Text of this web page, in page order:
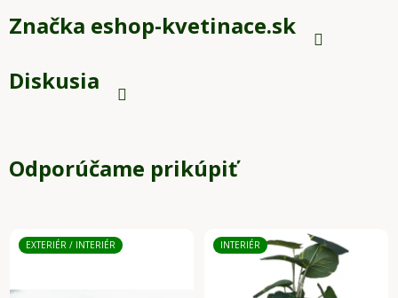
Značka eshop-kvetinace.sk
Diskusia
Odporúčame prikúpiť
EXTERIÉR / INTERIÉR INTERIÉR